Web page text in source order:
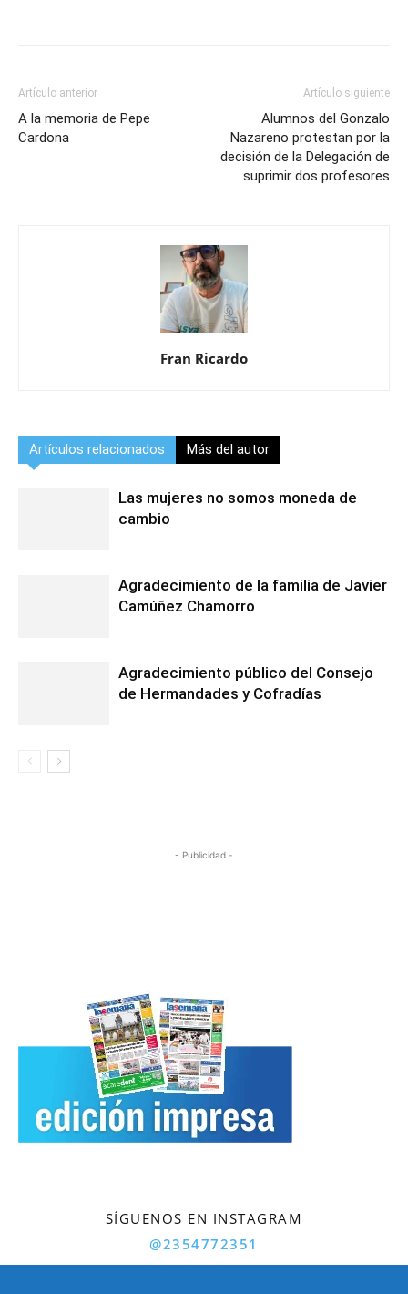
Artículo anterior
A la memoria de Pepe
Cardona
Artículo siguiente
Alumnos del Gonzalo
Nazareno protestan por la
decisión de la Delegación de
suprimir dos profesores
Fran Ricardo
Artículos relacionados Más del autor
Las mujeres no somos moneda de
cambio
Agradecimiento de la familia de Javier
Camúñez Chamorro
Agradecimiento público del Consejo
de Hermandades y Cofradías
- Publicidad -
SÍGUENOS EN INSTAGRAM
@2354772351